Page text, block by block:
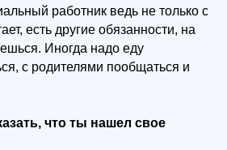
работник ведь не только с
есть другие обязанности, на
Иногда надо еду
с родителями пообщаться и
что ты нашел свое